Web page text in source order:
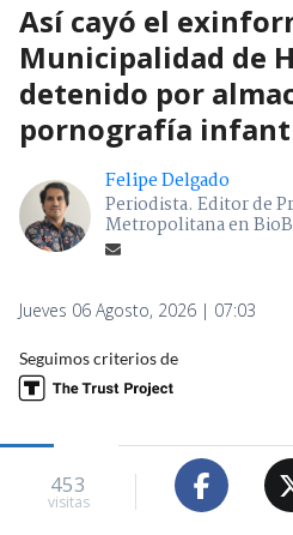
Así cayó el
Municipalidad de
detenido por
pornografía
Felipe Delgado
Periodista. Editor de
Metropolitana en
Jueves 06 Agosto, 2026 | 07:03
Seguimos criterios de
453
visitas